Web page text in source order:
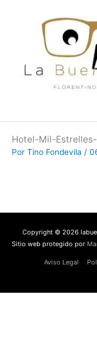
Hotel-Mil-
Por Tino Fondevila /
Copyright © 2026
Sitio web protegido por
Aviso Legal